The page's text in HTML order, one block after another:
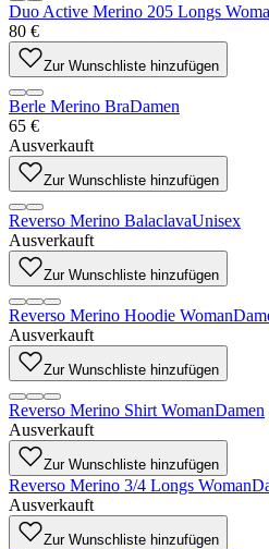
Duo Active Merino 205 Longs
80 €
Zur Wunschliste hinzufügen
Berle Merino BraDamen
65 €
Ausverkauft
Zur Wunschliste hinzufügen
Reverso Merino BalaclavaUnisex
Ausverkauft
Zur Wunschliste hinzufügen
Reverso Merino Hoodie Woman
Ausverkauft
Zur Wunschliste hinzufügen
Reverso Merino Shirt WomanDamen
Ausverkauft
Zur Wunschliste hinzufügen
Reverso Merino 3/4 Longs Woman
Ausverkauft
Zur Wunschliste hinzufügen